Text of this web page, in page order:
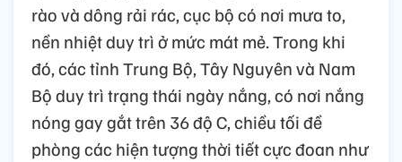
rào và dông rải rác, cục bộ có nơi mưa to,
nền nhiệt duy trì ở mức mát mẻ. Trong khi
đó, các tỉnh Trung Bộ, Tây Nguyên và Nam
Bộ duy trì trạng thái ngày nắng, có nơi nắng
nóng gay gắt trên 36 độ C, chiều tối đề
phòng các hiện tượng thời tiết cực đoan như